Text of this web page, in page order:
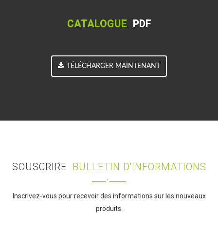
CATALOGUEPDF
TÉLÉCHARGER MAINTENANT
SOUSCRIRE BULLETIN D'INFORMATIONS
Inscrivez-vous pour recevoir des informations sur les nouveaux
produits.